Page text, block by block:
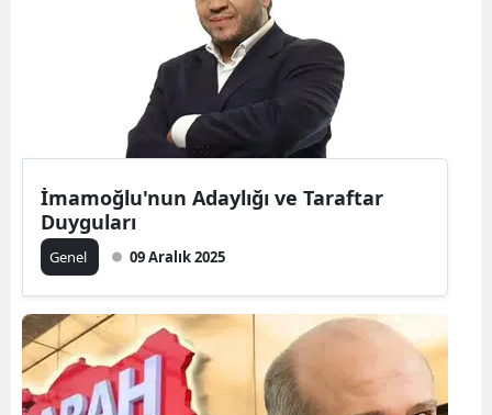
İmamoğlu'nun Adaylığı ve Taraftar
Duyguları
Genel 09 Aralık 2025